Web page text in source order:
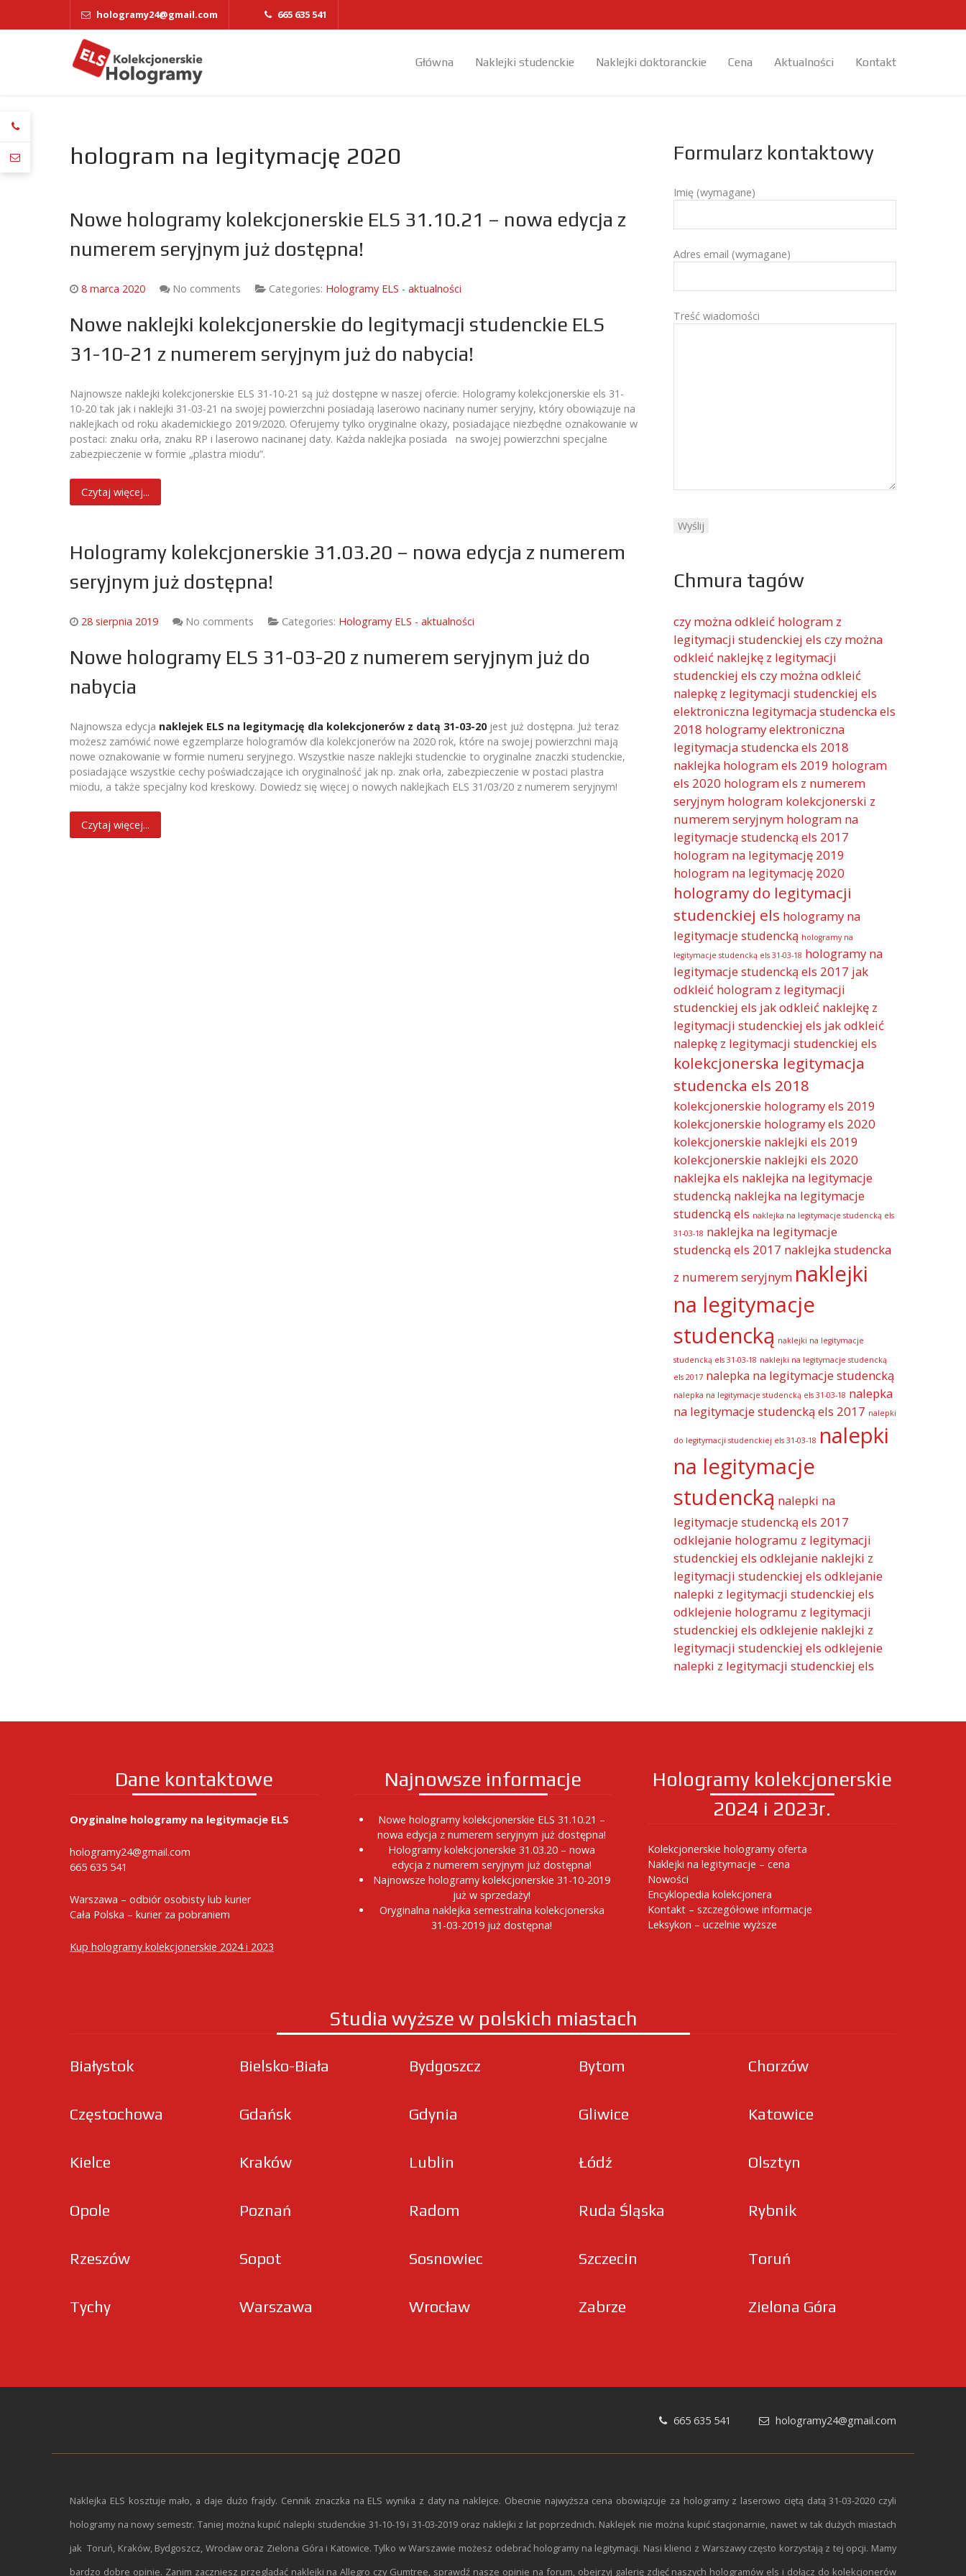
hologramy24@gmail.com 665 635 541
Główna Naklejki studenckie Naklejki doktoranckie Cena Aktualności Kontakt
hologram na legitymację 2020
Nowe hologramy kolekcjonerskie ELS 31.10.21 – nowa edycja z
numerem seryjnym już dostępna!
8 marca 2020 No comments Categories: Hologramy ELS - aktualności
Nowe naklejki kolekcjonerskie do legitymacji studenckie ELS
31-10-21 z numerem seryjnym już do nabycia!
Najnowsze naklejki kolekcjonerskie ELS 31-10-21 są już dostępne w naszej ofercie. Hologramy kolekcjonerskie els 31-
10-20 tak jak i naklejki 31-03-21 na swojej powierzchni posiadają laserowo nacinany numer seryjny, który obowiązuje na
naklejkach od roku akademickiego 2019/2020. Oferujemy tylko oryginalne okazy, posiadające niezbędne oznakowanie w
postaci: znaku orła, znaku RP i laserowo nacinanej daty. Każda naklejka posiada na swojej powierzchni specjalne
zabezpieczenie w formie „plastra miodu”.
Czytaj więcej...
Hologramy kolekcjonerskie 31.03.20 – nowa edycja z numerem
seryjnym już dostępna!
28 sierpnia 2019 No comments Categories: Hologramy ELS - aktualności
Nowe hologramy ELS 31-03-20 z numerem seryjnym już do
nabycia
Najnowsza edycja naklejek ELS na legitymację dla kolekcjonerów z datą 31-03-20 jest już dostępna. Już teraz
możesz zamówić nowe egzemplarze hologramów dla kolekcjonerów na 2020 rok, które na swojej powierzchni mają
nowe oznakowanie w formie numeru seryjnego. Wszystkie nasze naklejki studenckie to oryginalne znaczki studenckie,
posiadające wszystkie cechy poświadczające ich oryginalność jak np. znak orła, zabezpieczenie w postaci plastra
miodu, a także specjalny kod kreskowy. Dowiedz się więcej o nowych naklejkach ELS 31/03/20 z numerem seryjnym!
Czytaj więcej...
Formularz kontaktowy
Imię (wymagane)
Adres email (wymagane)
Treść wiadomości
Chmura tagów
czy można odkleić hologram z
legitymacji studenckiej els czy można
odkleić naklejkę z legitymacji
studenckiej els czy można odkleić
nalepkę z legitymacji studenckiej els
elektroniczna legitymacja studencka els
2018 hologramyelektroniczna
legitymacja studencka els 2018
naklejka hologram els 2019 hologram
els 2020 hologram els z numerem
seryjnym hologram kolekcjonerski z
numerem seryjnym hologram na
legitymacje studencką els 2017
hologram na legitymację 2019
hologram na legitymację 2020
hologramy do legitymacji
studenckiej els hologramy na
legitymacje studencką hologramy na
legitymacje studencką els 31-03-18 hologramy na
legitymacje studencką els 2017 jak
odkleić hologram z legitymacji
studenckiej els jak odkleić naklejkę z
legitymacji studenckiej els jak odkleić
nalepkę z legitymacji studenckiej els
kolekcjonerska legitymacja
studencka els 2018
kolekcjonerskie hologramy els 2019
kolekcjonerskie hologramy els 2020
kolekcjonerskie naklejki els 2019
kolekcjonerskie naklejki els 2020
naklejka els naklejka na legitymacje
studencką naklejka na legitymacje
studencką els naklejka na legitymacje studencką els
31-03-18 naklejka na legitymacje
studencką els 2017 naklejka studencka
z numerem seryjnym naklejki
na legitymacje
studencką naklejki na legitymacje
studencką els 31-03-18 naklejki na legitymacje studencką
els 2017 nalepka na legitymacje studencką
nalepka na legitymacje studencką els 31-03-18 nalepka
na legitymacje studencką els 2017 nalepki
do legitymacji studenckiej els 31-03-18 nalepki
na legitymacje
studencką nalepki na
legitymacje studencką els 2017
odklejanie hologramu z legitymacji
studenckiej els odklejanie naklejki z
legitymacji studenckiej els odklejanie
nalepki z legitymacji studenckiej els
odklejenie hologramu z legitymacji
studenckiej els odklejenie naklejki z
legitymacji studenckiej els odklejenie
nalepki z legitymacji studenckiej els
Dane kontaktowe
Oryginalne hologramy na legitymacje ELS
hologramy24@gmail.com
665 635 541
Warszawa – odbiór osobisty lub kurier
Cała Polska – kurier za pobraniem
Kup hologramy kolekcjonerskie 2024 i 2023
Najnowsze informacje
Nowe hologramy kolekcjonerskie ELS 31.10.21 –
nowa edycja z numerem seryjnym już dostępna!
Hologramy kolekcjonerskie 31.03.20 – nowa
edycja z numerem seryjnym już dostępna!
Najnowsze hologramy kolekcjonerskie 31-10-2019
już w sprzedaży!
Oryginalna naklejka semestralna kolekcjonerska
31-03-2019 już dostępna!
Hologramy kolekcjonerskie
2024 i 2023r.
Kolekcjonerskie hologramy oferta
Naklejki na legitymacje – cena
Nowości
Encyklopedia kolekcjonera
Kontakt – szczegółowe informacje
Leksykon – uczelnie wyższe
Studia wyższe w polskich miastach
Białystok Bielsko-Biała Bydgoszcz Bytom Chorzów
Częstochowa Gdańsk Gdynia Gliwice Katowice
Kielce Kraków Lublin Łódź Olsztyn
Opole Poznań Radom Ruda Śląska Rybnik
Rzeszów Sopot Sosnowiec Szczecin Toruń
Tychy Warszawa Wrocław Zabrze Zielona Góra
665 635 541 hologramy24@gmail.com
Naklejka ELS kosztuje mało, a daje dużo frajdy. Cennik znaczka na ELS wynika z daty na naklejce. Obecnie najwyższa cena obowiązuje za hologramy z laserowo ciętą datą 31-03-2020 czyli
hologramy na nowy semestr. Taniej można kupić nalepki studenckie 31-10-19 i 31-03-2019 oraz naklejki z lat poprzednich. Naklejek nie można kupić stacjonarnie, nawet w tak dużych miastach
jak Toruń, Kraków, Bydgoszcz, Wrocław oraz Zielona Góra i Katowice. Tylko w Warszawie możesz odebrać hologramy na legitymacji. Nasi klienci z Warszawy często korzystają z tej opcji. Mamy
bardzo dobre opinie. Zanim zaczniesz przeglądać naklejki na Allegro czy Gumtree, sprawdź nasze opinie na forum, obejrzyj galerię zdjęć naszych hologramów els i dołącz do kolekcjonerów